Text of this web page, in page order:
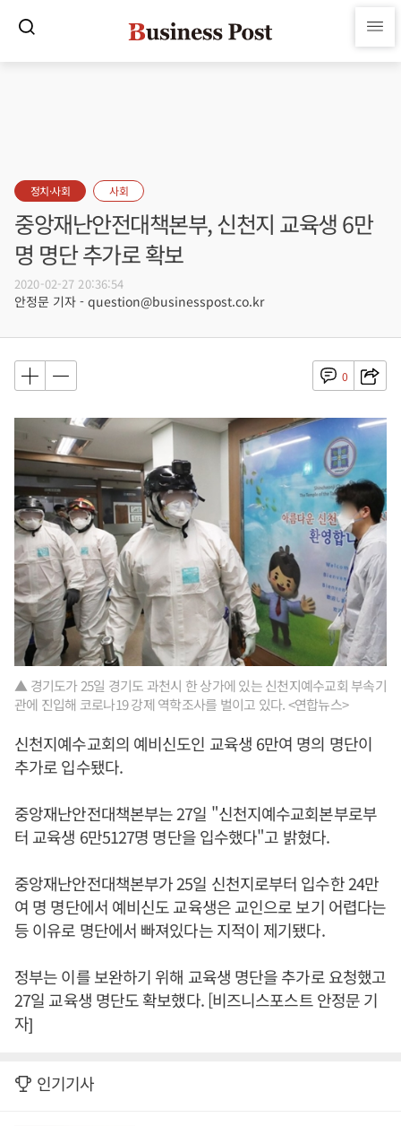
정치·사회 사회
중앙재난안전대책본부, 신천지 교육생 6만
명 명단 추가로 확보
2020-02-27 20:36:54
안정문 기자 - question@businesspost.co.kr
0
▲ 경기도가 25일 경기도 과천시 한 상가에 있는 신천지예수교회 부속기
관에 진입해 코로나19 강제 역학조사를 벌이고 있다. <연합뉴스>
신천지예수교회의 예비신도인 교육생 6만여 명의 명단이
추가로 입수됐다.
중앙재난안전대책본부는 27일 "신천지예수교회본부로부
터 교육생 6만5127명 명단을 입수했다"고 밝혔다.
중앙재난안전대책본부가 25일 신천지로부터 입수한 24만
여 명 명단에서 예비신도 교육생은 교인으로 보기 어렵다는
등 이유로 명단에서 빠져있다는 지적이 제기됐다.
정부는 이를 보완하기 위해 교육생 명단을 추가로 요청했고
27일 교육생 명단도 확보했다. [비즈니스포스트 안정문 기
자]
인기기사